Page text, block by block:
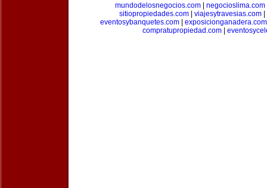
mundodelosnegocios.com| negocioslima.com
sitiopropiedades.com| viajesytravesias.com|
eventosybanquetes.com| exposicionganadera.com
compratupropiedad.com